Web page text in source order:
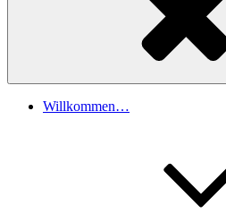
Willkommen…